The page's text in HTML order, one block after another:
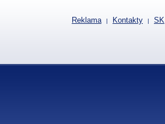
Reklama | Kontakty | SK